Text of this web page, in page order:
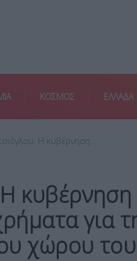
ΚΟΣΜΟΣ ΕΛΛΑΔΑ
Η κυβέρνηση…
για
χώρου